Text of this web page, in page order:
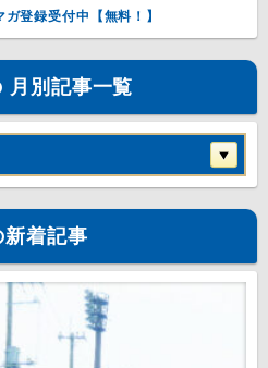
ガ登録受付中【無料！】
月別記事一覧
新着記事